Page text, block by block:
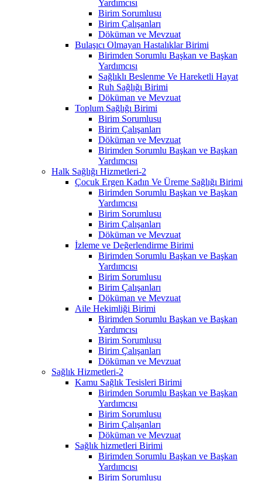
Yardımcısı
Birim Sorumlusu
Birim Çalışanları
Döküman ve Mevzuat
Bulaşıcı Olmayan Hastalıklar Birimi
Birimden Sorumlu Başkan ve Başkan
Yardımcısı
Sağlıklı Beslenme Ve Hareketli Hayat
Ruh Sağlığı Birimi
Döküman ve Mevzuat
Toplum Sağlığı Birimi
Birim Sorumlusu
Birim Çalışanları
Döküman ve Mevzuat
Birimden Sorumlu Başkan ve Başkan
Yardımcısı
Halk Sağlığı Hizmetleri-2
Çocuk Ergen Kadın Ve Üreme Sağlığı Birimi
Birimden Sorumlu Başkan ve Başkan
Yardımcısı
Birim Sorumlusu
Birim Çalışanları
Döküman ve Mevzuat
İzleme ve Değerlendirme Birimi
Birimden Sorumlu Başkan ve Başkan
Yardımcısı
Birim Sorumlusu
Birim Çalışanları
Döküman ve Mevzuat
Aile Hekimliği Birimi
Birimden Sorumlu Başkan ve Başkan
Yardımcısı
Birim Sorumlusu
Birim Çalışanları
Döküman ve Mevzuat
Sağlık Hizmetleri-2
Kamu Sağlık Tesisleri Birimi
Birimden Sorumlu Başkan ve Başkan
Yardımcısı
Birim Sorumlusu
Birim Çalışanları
Döküman ve Mevzuat
Sağlık hizmetleri Birimi
Birimden Sorumlu Başkan ve Başkan
Yardımcısı
Birim Sorumlusu